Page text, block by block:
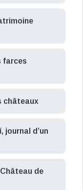
farces
châteaux
journal d’un
de